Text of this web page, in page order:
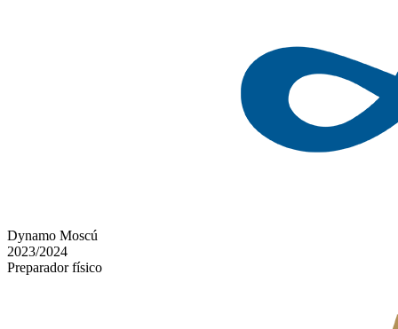
Dynamo Moscú
2023/2024
Preparador físico